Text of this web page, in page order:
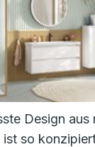
Design aus
ist so